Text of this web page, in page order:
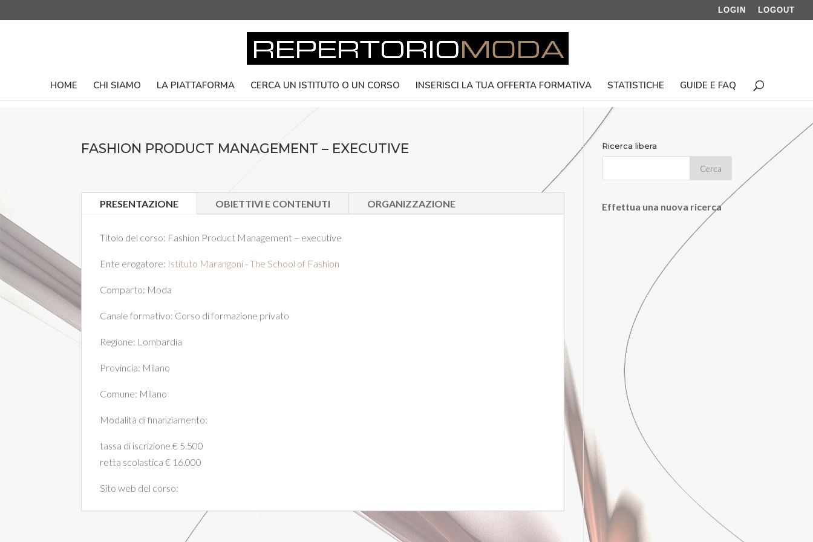
LOGIN LOGOUT
HOME CHI SIAMO LA PIATTAFORMA CERCA UN ISTITUTO O UN CORSO INSERISCI LA TUA OFFERTA FORMATIVA STATISTICHE GUIDE E FAQ
FASHION PRODUCT MANAGEMENT – EXECUTIVE
PRESENTAZIONE OBIETTIVI E CONTENUTI ORGANIZZAZIONE
Titolo del corso: Fashion Product Management – executive
Ente erogatore: Istituto Marangoni - The School of Fashion
Comparto: Moda
Canale formativo: Corso di formazione privato
Regione: Lombardia
Provincia: Milano
Comune: Milano
Modalità di finanziamento:
tassa di iscrizione € 5.500
retta scolastica € 16.000
Sito web del corso:
Ricerca libera
Effettua una nuova ricerca